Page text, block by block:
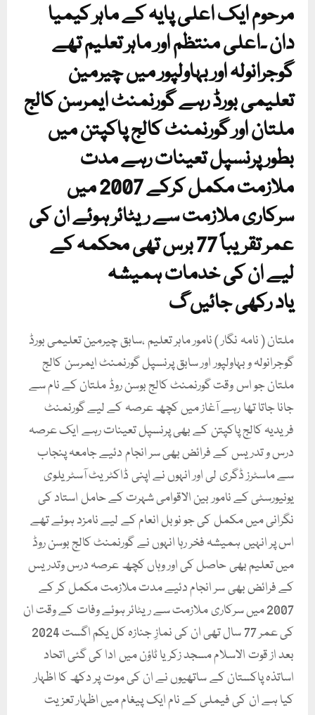
مرحوم ایک اعلی پایہ کے ماہر کیمیا
دان ۔اعلی منتظم اور ماہر تعلیم تھے
گوجرانولہ اور بہاولپور میں چیرمین
تعلیمی بورڈ رہے گورنمنٹ ایمرسن کالج
ملتان اور گورنمنٹ کالج پاکپتن میں
بطور پرنسپل تعینات رہے مدت
ملازمت مکمل کرکے 2007 میں
سرکاری ملازمت سے ریٹائر ہوئے ان کی
عمر تقریباً 77 برس تھی محکمہ کے
لیے ان کی خدمات ہمیشہ
یاد رکھی جائیں گ
ملتان ( نامہ نگار ) نامور ماہر تعلیم ،سابق چیرمین تعلیمی بورڈ
گوجرانولہ و بہاولپور اور سابق پرنسپل گورنمنٹ ایمرسن کالج
ملتان جو اس وقت گورنمنٹ کالج بوسن روڈ ملتان کے نام سے
جانا جاتا تھا رہے آغاز میں کچھ عرصہ کے لیے گورنمنٹ
فریدیہ کالج پاکپتن کے بھی پرنسپل تعینات رہے ایک عرصہ
درس و تدریس کے فرائض بھی سر انجام دئیے جامعہ پنجاب
سے ماسٹرز ڈگری لی اور انہوں نے اپنی ڈاکٹریٹ آسٹریلوی
یونیورسٹی کے نامور بین الاقوامی شہرت کے حامل استاد کی
نگرانی میں مکمل کی جو نوبل انعام کے لیے نامزد ہوئے تھے
اس پر انہیں ہمیشہ فخر رہا انہوں نے گورنمنٹ کالج بوسن روڈ
میں تعلیم بھی حاصل کی اور وہاں کچھ عرصہ درس وتدریس
کے فرائض بھی سر انجام دئیے مدت ملازمت مکمل کر کے
2007 میں سرکاری ملازمت سے ریٹائر ہوئے وفات کے وقت ان
کی عمر 77 سال تھی ان کی نمازِ جنازہ کل یکم اگست 2024
بعد از قوت الاسلام مسجد زکریا ٹاؤن میں ادا کی گئی اتحاد
اساتذہ پاکستان کے ساتھیوں نے ان کی موت پر دکھ کا اظہار
کیا ہے ان کی فیملی کے نام ایک پیغام میں اظہار تعزیت